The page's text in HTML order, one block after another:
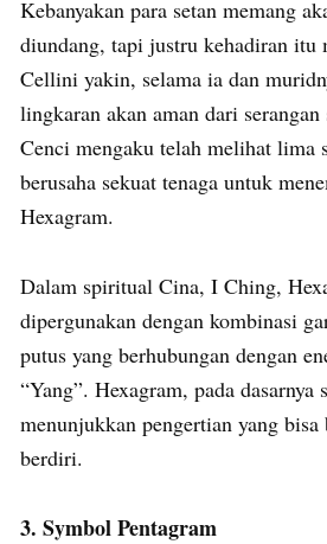
Kebanyakan para setan memang
diundang, tapi justru kehadiran itu
Cellini yakin, selama ia dan
lingkaran akan aman dari serangan
Cenci mengaku telah melihat lima
berusaha sekuat tenaga untuk
Hexagram.
Dalam spiritual Cina, I Ching,
dipergunakan dengan kombinasi
putus yang berhubungan dengan
“Yang”. Hexagram, pada dasarnya
menunjukkan pengertian yang
berdiri.
3. Symbol Pentagram